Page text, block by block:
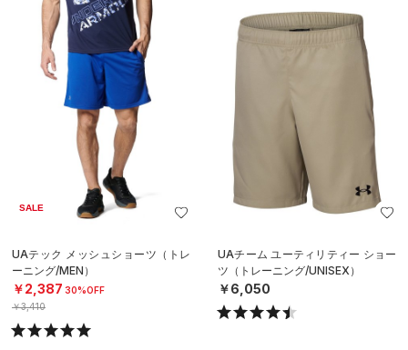
SALE
UAテック メッシュショーツ（トレ
ーニング/MEN）
￥2,387 30%OFF
￥3,410
UAチーム ユーティリティー ショー
ツ（トレーニング/UNISEX）
￥6,050